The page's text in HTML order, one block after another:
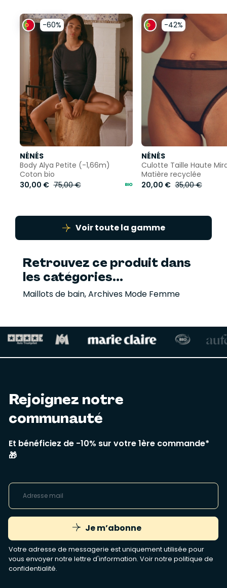
-60%
NÉNÉS
Body Alya Petite (-1,66m)
Coton bio
30,00 € 75,00 €
-42%
NÉNÉS
Culotte Taille Haute
Matière recyclée
20,00 € 35,00 €
Voir toute la gamme
Retrouvez ce produit dans
les catégories...
Maillots de bain,Archives Mode Femme
Rejoignez notre
communauté
Et bénéficiez de -10% sur votre 1ère commande*
🎁
Je m’abonne
Votre adresse de messagerie est uniquement utilisée pour
vous envoyer notre lettre d'information. Voir notre politique de
confidentialité.